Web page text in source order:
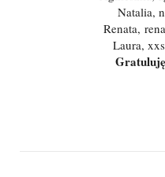
Natalia,
Renata,
Laura,